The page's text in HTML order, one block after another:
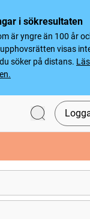
i sökresultaten
är yngre än 100 år
visas
söker på distans.